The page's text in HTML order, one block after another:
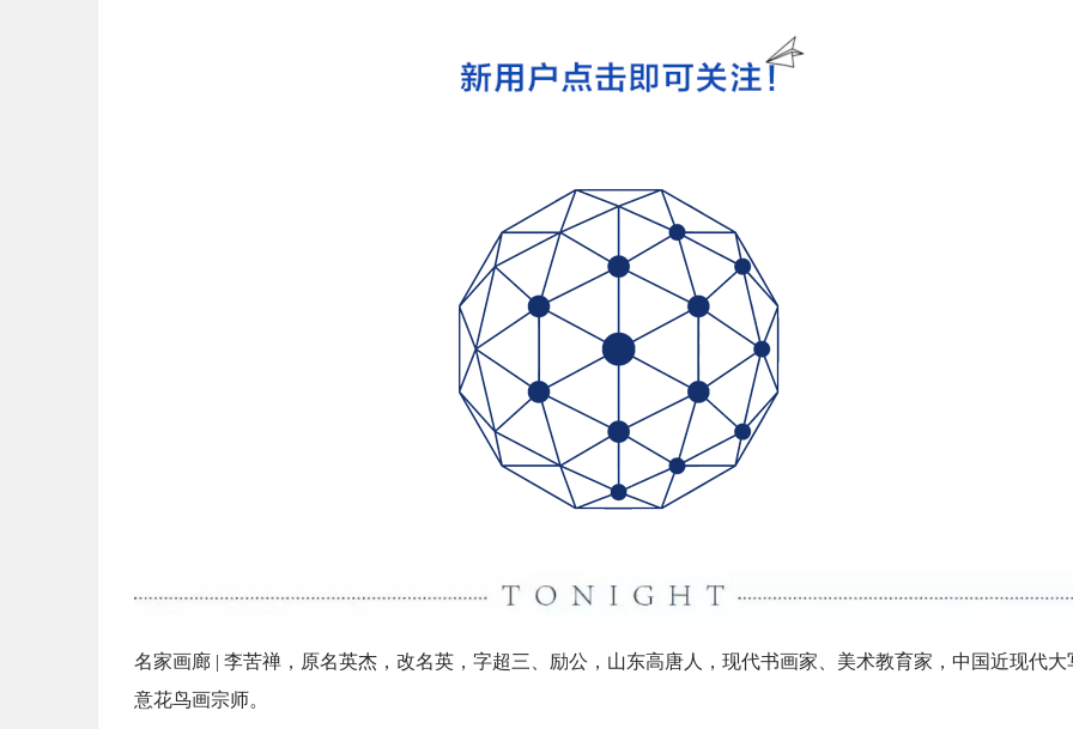
名家画廊 | 李苦禅，原名英杰，改名英，字超三、励公，山东高唐人，现代书画家、美术教育家，中国近现代大
意花鸟画宗师。